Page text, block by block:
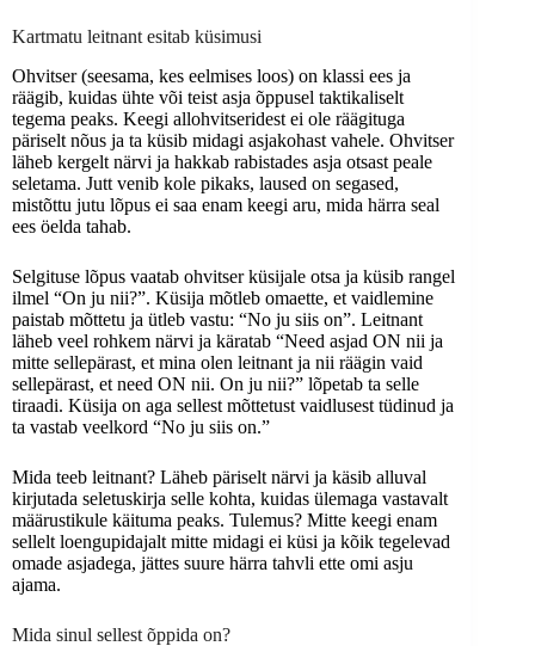
Kartmatu leitnant esitab küsimusi
Ohvitser (seesama, kes eelmises loos) on klassi ees ja
räägib, kuidas ühte või teist asja õppusel taktikaliselt
tegema peaks. Keegi allohvitseridest ei ole räägituga
päriselt nõus ja ta küsib midagi asjakohast vahele. Ohvitser
läheb kergelt närvi ja hakkab rabistades asja otsast peale
seletama. Jutt venib kole pikaks, laused on segased,
mistõttu jutu lõpus ei saa enam keegi aru, mida härra seal
ees öelda tahab.
Selgituse lõpus vaatab ohvitser küsijale otsa ja küsib rangel
ilmel “On ju nii?”. Küsija mõtleb omaette, et vaidlemine
paistab mõttetu ja ütleb vastu: “No ju siis on”. Leitnant
läheb veel rohkem närvi ja käratab “Need asjad ON nii ja
mitte sellepärast, et mina olen leitnant ja nii räägin vaid
sellepärast, et need ON nii. On ju nii?” lõpetab ta selle
tiraadi. Küsija on aga sellest mõttetust vaidlusest tüdinud ja
ta vastab veelkord “No ju siis on.”
Mida teeb leitnant? Läheb päriselt närvi ja käsib alluval
kirjutada seletuskirja selle kohta, kuidas ülemaga vastavalt
määrustikule käituma peaks. Tulemus? Mitte keegi enam
sellelt loengupidajalt mitte midagi ei küsi ja kõik tegelevad
omade asjadega, jättes suure härra tahvli ette omi asju
ajama.
Mida sinul sellest õppida on?